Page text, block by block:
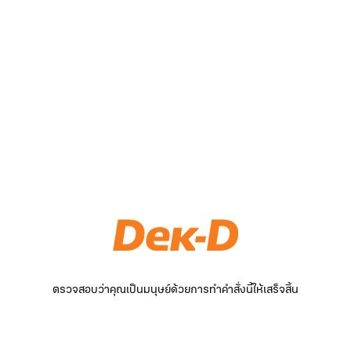
ตรวจสอบว่าคุณเป็นมนุษย์ด้วยการทำคำสั่งนี้ให้เสร็จสิ้น